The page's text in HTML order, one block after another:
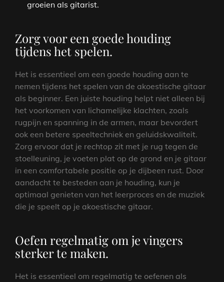
groeien als gitarist.
Zorg voor een goede houding
tijdens het spelen.
Het is essentieel om een goede houding aan te
nemen tijdens het spelen van de akoestische gitaar
als beginner. Een juiste houding helpt niet alleen bij
het voorkomen van lichamelijke klachten, zoals
rugpijn en spanning in de armen, maar bevordert
ook een betere speeltechniek en geluidskwaliteit.
Zorg ervoor dat je rechtop zit met je rug tegen de
stoelleuning, je voeten plat op de grond en je gitaar
in een comfortabele positie op je dijbeen rust. Door
aandacht te besteden aan je houding, kun je
optimaal genieten van het leerproces en de muziek
die je speelt op je akoestische gitaar.
Oefen regelmatig om je vingers
sterker te maken.
Het is essentieel om regelmatig te oefenen als